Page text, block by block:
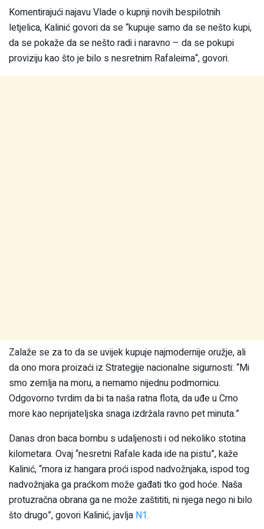
Komentirajući najavu Vlade o kupnji novih bespilotnih
letjelica, Kalinić govori da se “kupuje samo da se nešto kupi,
da se pokaže da se nešto radi i naravno – da se pokupi
proviziju kao što je bilo s nesretnim Rafaleima“, govori.
Zalaže se za to da se uvijek kupuje najmodernije oružje, ali
da ono mora proizaći iz Strategije nacionalne sigurnosti: “Mi
smo zemlja na moru, a nemamo nijednu podmornicu.
Odgovorno tvrdim da bi ta naša ratna flota, da uđe u Crno
more kao neprijateljska snaga izdržala ravno pet minuta.”
Danas dron baca bombu s udaljenosti i od nekoliko stotina
kilometara. Ovaj “nesretni Rafale kada ide na pistu”, kaže
Kalinić, “mora iz hangara proći ispod nadvožnjaka, ispod tog
nadvožnjaka ga praćkom može gađati tko god hoće. Naša
protuzračna obrana ga ne može zaštititi, ni njega nego ni bilo
što drugo”, govori Kalinić, javlja N1.